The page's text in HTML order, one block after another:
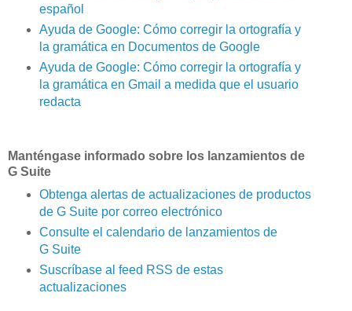
español
Ayuda de Google: Cómo corregir la ortografía y
la gramática en Documentos de Google
Ayuda de Google: Cómo corregir la ortografía y
la gramática en Gmail a medida que el usuario
redacta
Manténgase informado sobre los lanzamientos de
G Suite
Obtenga alertas de actualizaciones de productos
de G Suite por correo electrónico
Consulte el calendario de lanzamientos de
G Suite
Suscríbase al feed RSS de estas
actualizaciones